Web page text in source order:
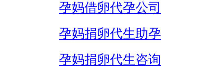
孕妈借卵代孕公司
孕妈捐卵代生助孕
孕妈捐卵代生咨询